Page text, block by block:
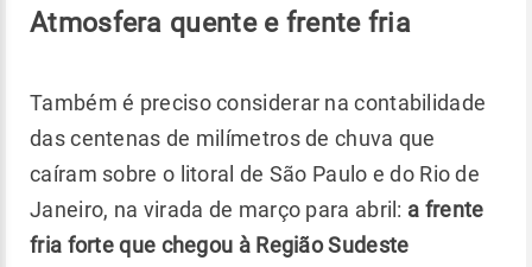
Atmosfera quente e frente fria
Também é preciso considerar na contabilidade
das centenas de milímetros de chuva que
caíram sobre o litoral de São Paulo e do Rio de
Janeiro, na virada de março para abril: a frente
fria forte que chegou à Região Sudeste